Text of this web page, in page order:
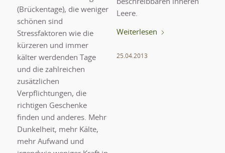
(Brückentage), die weniger
schönen sind
Stressfaktoren wie die
kürzeren und immer
kälter werdenden Tage
und die zahlreichen
zusätzlichen
Verpflichtungen, die
richtigen Geschenke
finden und anderes. Mehr
Dunkelheit, mehr Kälte,
mehr Aufwand und
beschreibbaren inneren
Leere.
Weiterlesen
25.04.2013